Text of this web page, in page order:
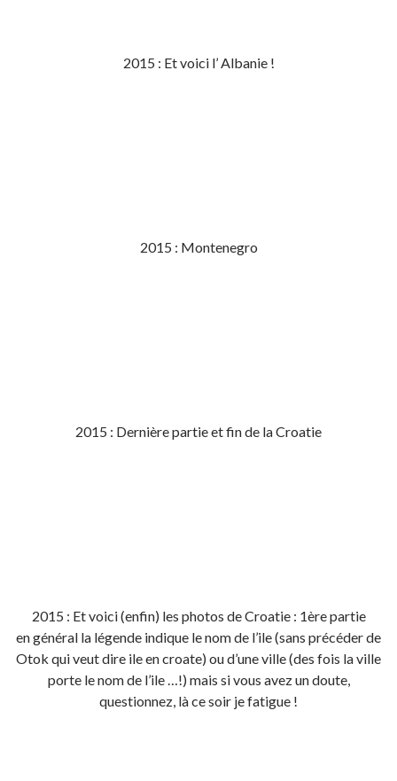
2015 : Et voici l’ Albanie !
2015 : Montenegro
2015 : Dernière partie et fin de la Croatie
2015 : Et voici (enfin) les photos de Croatie : 1ère partie
en général la légende indique le nom de l’ile (sans précéder de
Otok qui veut dire ile en croate) ou d’une ville (des fois la ville
porte le nom de l’ile …!) mais si vous avez un doute,
questionnez, là ce soir je fatigue !